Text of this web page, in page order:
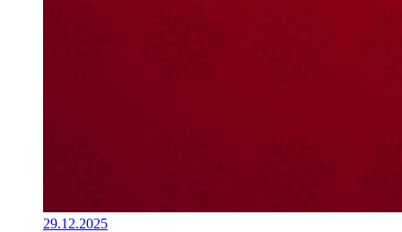
29.12.2025